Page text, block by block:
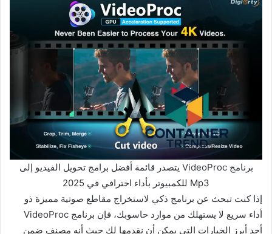
برنامج VideoProc يتصدر قائمة أفضل برامج تحويل الفيديو إلى
Mp3 للكمبيوتر بأداء احترافي في 2025
إذا كنت تبحث عن برنامج ذكي لاستخراج مقاطع صوتية مميزة ذو
أداء سريع لا يستهلك من موارد حاسوبك، فإن برنامج VideoProc
أحد أبرز الخيارات التي يمكن أن نقدمها لك حيث أنه مصنف ضمن